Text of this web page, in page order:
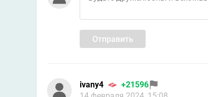
Отправить
ivany4
+21596